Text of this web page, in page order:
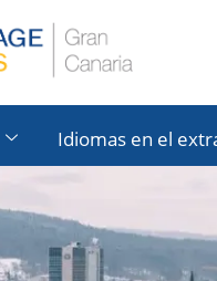
Idiomas en el